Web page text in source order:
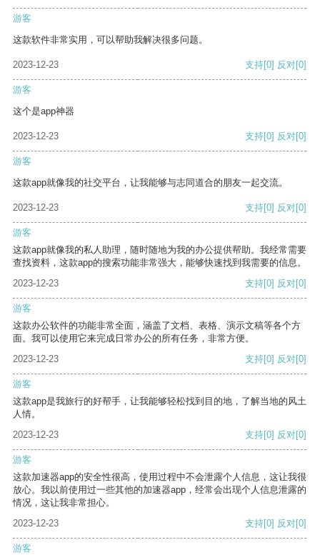
游客
这款软件非常实用，可以帮助我解决很多问题。
2023-12-23 支持[0] 反对[0]
游客
这个是app神器
2023-12-23 支持[0] 反对[0]
游客
这款app就像我的社交平台，让我能够与志同道合的朋友一起交流。
2023-12-23 支持[0] 反对[0]
游客
这款app就像我的私人助理，随时随地为我的办公提供帮助。我经常需要
查找资料，这款app的搜索功能非常强大，能够快速找到我需要的信息。
2023-12-23
支持[0] 反对[0]
游客
这款办公软件的功能非常全面，涵盖了文档、表格、演示文稿等各个方
面。我可以使用它来完成日常办公的所有任务，非常方便。
2023-12-23
支持[0] 反对[0]
游客
这款app是我旅行的好帮手，让我能够轻松找到目的地，了解当地的风土
人情。
2023-12-23
支持[0] 反对[0]
游客
这款加速器app的安全性很高，使用过程中不会泄露个人信息，这让我很
放心。我以前使用过一些其他的加速器app，经常会出现个人信息泄露的
情况，这让我非常担心。
2023-12-23
支持[0] 反对[0]
游客